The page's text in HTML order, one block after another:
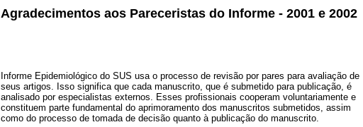
Agradecimentos aos Pareceristas do Informe - 2001 e 2002
Informe Epidemiológico do SUS usa o processo de revisão por pares para avaliação de
seus artigos. Isso significa que cada manuscrito, que é submetido para publicação, é
analisado por especialistas externos. Esses profissionais cooperam voluntariamente e
constituem parte fundamental do aprimoramento dos manuscritos submetidos, assim
como do processo de tomada de decisão quanto à publicação do manuscrito.